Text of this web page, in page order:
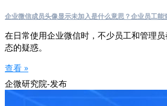
企业微信成员头像显示未加入是什么意思？企业员工能
在日常使用企业微信时，不少员工和管理
态的疑惑。
查看 »
企微研究院-发布